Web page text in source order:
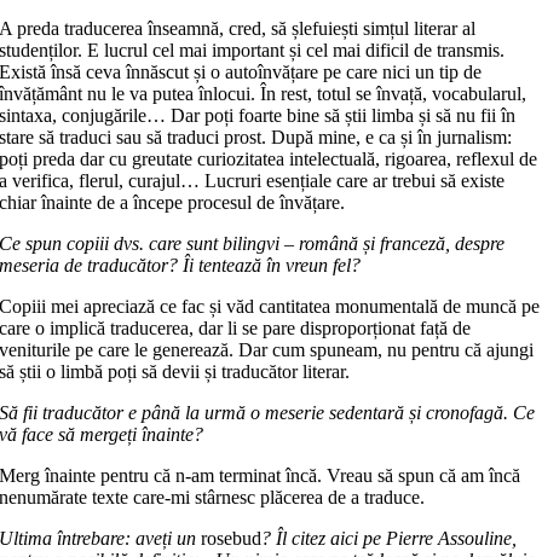
A preda traducerea înseamnă, cred, să șlefuiești simțul literar al
studenților. E lucrul cel mai important și cel mai dificil de transmis.
Există însă ceva înnăscut și o autoînvățare pe care nici un tip de
învățământ nu le va putea înlocui. În rest, totul se învață, vocabularul,
sintaxa, conjugările… Dar poți foarte bine să știi limba și să nu fii în
stare să traduci sau să traduci prost. După mine, e ca și în jurnalism:
poți preda dar cu greutate curiozitatea intelectuală, rigoarea, reflexul de
a verifica, flerul, curajul… Lucruri esențiale care ar trebui să existe
chiar înainte de a începe procesul de învățare.
Ce spun copiii dvs. care sunt bilingvi – română și franceză, despre
meseria de traducător? Îi tentează în vreun fel?
Copiii mei apreciază ce fac și văd cantitatea monumentală de muncă pe
care o implică traducerea, dar li se pare disproporționat față de
veniturile pe care le generează. Dar cum spuneam, nu pentru că ajungi
să știi o limbă poți să devii și traducător literar.
Să fii traducător e până la urmă o meserie sedentară și cronofagă. Ce
vă face să mergeți înainte?
Merg înainte pentru că n-am terminat încă. Vreau să spun că am încă
nenumărate texte care-mi stârnesc plăcerea de a traduce.
Ultima întrebare: aveți unrosebud? Îl citez aici pe Pierre Assouline,